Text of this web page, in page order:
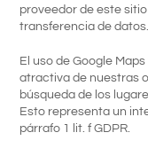
proveedor de este
transferencia de datos.
El uso de Google
atractiva de nuestras
búsqueda de los
Esto representa un
párrafo 1 lit. f GDPR.